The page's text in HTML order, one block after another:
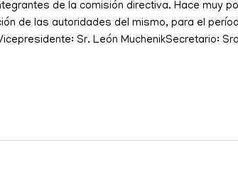
de la comisión directiva. Hace muy
de las autoridades del mismo, para el
Sr. León MuchenikSecretario: